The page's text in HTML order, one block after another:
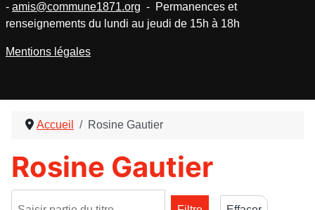
Accueil Rosine Gautier
Rosine Gautier
- amis@commune1871.org - Permanences et
renseignements du lundi au jeudi de 15h à 18h
Mentions légales